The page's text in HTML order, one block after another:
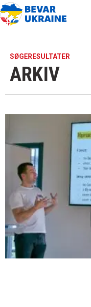
SØGERESULTATER
ARKIV